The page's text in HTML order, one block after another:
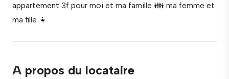
appartement 3f pour moi et ma famille 👪 ma femme et
ma fille 👧
A propos du locataire